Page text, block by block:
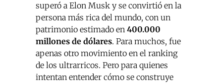
superó a Elon Musk y se convirtió en la
persona más rica del mundo, con un
patrimonio estimado en 400.000
millones de dólares. Para muchos, fue
apenas otro movimiento en el ranking
de los ultrarricos. Pero para quienes
intentan entender cómo se construye